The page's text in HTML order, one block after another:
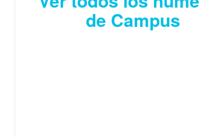
de Campus